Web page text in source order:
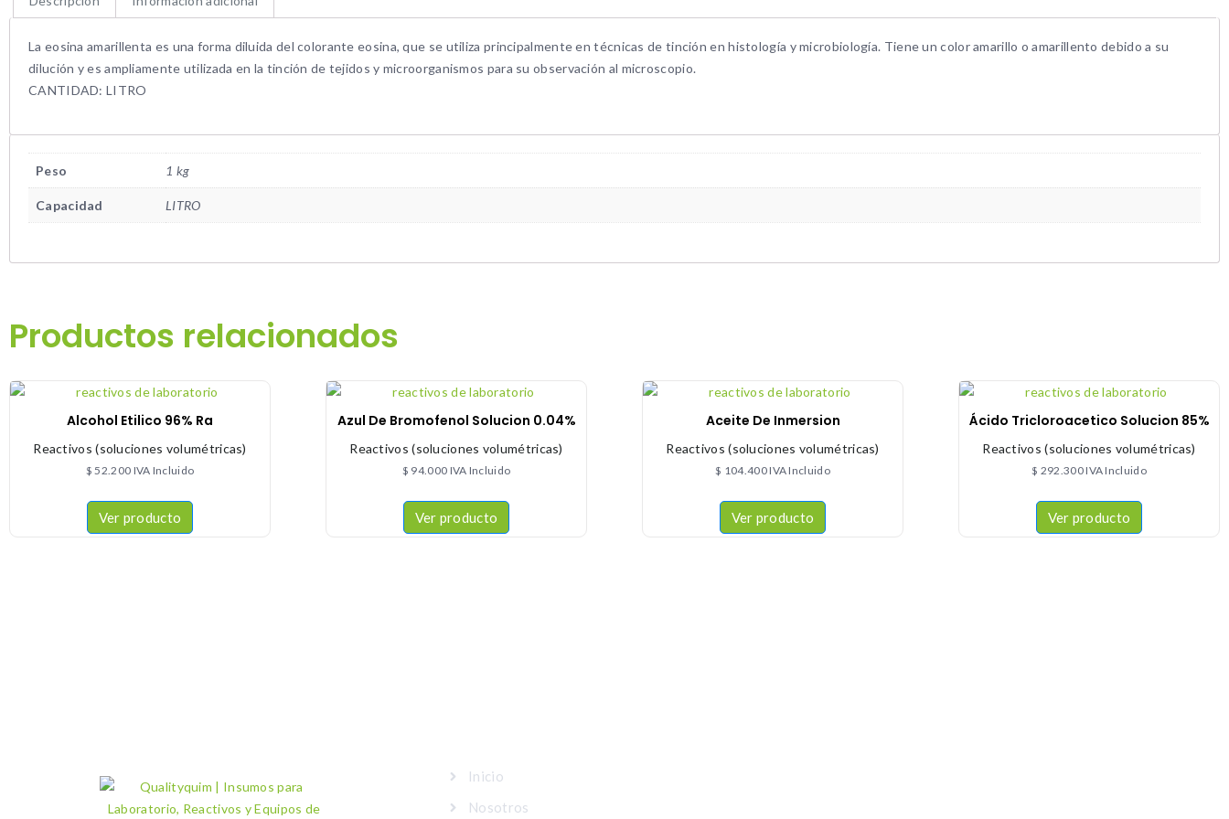
La eosina amarillenta es una forma diluida del colorante eosina, que se utiliza principalmente en técnicas de tinción en histología y microbiología. Tiene un color amarillo o amarillento debido a su
dilución y es ampliamente utilizada en la tinción de tejidos y microorganismos para su observación al microscopio.
CANTIDAD: LITRO
Peso 1 kg
Capacidad LITRO
Productos relacionados
Alcohol Etilico 96% Ra
Reactivos (soluciones volumétricas)
$ 52.200 IVA Incluido
Ver producto
Azul De Bromofenol Solucion 0.04%
Reactivos (soluciones volumétricas)
$ 94.000 IVA Incluido
Ver producto
Aceite De Inmersion
Reactivos (soluciones volumétricas)
$ 104.400IVA Incluido
Ver producto
Ácido Tricloroacetico Solucion 85%
Reactivos (soluciones volumétricas)
$ 292.300IVA Incluido
Ver producto
Inicio
Nosotros